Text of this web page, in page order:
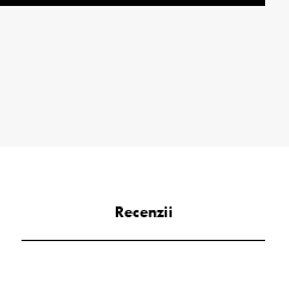
Recenzii